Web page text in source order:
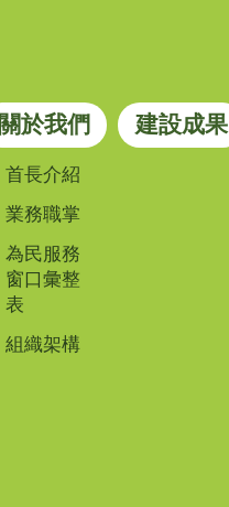
關於我們
首長介紹
業務職掌
為民服務
窗口彙整
表
組織架構
建設成果